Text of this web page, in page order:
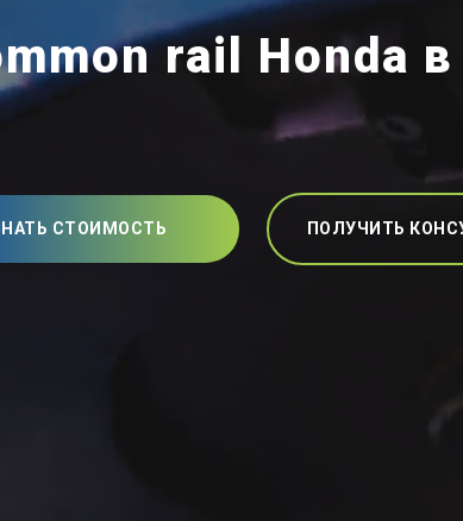
rail Honda
СТОИМОСТЬ ПОЛУЧИТЬ